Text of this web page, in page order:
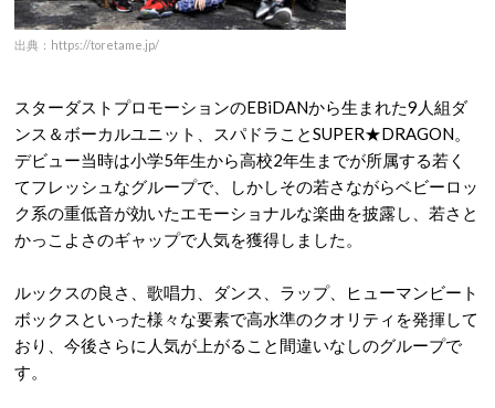
出典：https://toretame.jp/
スターダストプロモーションのEBiDANから生まれた9人組ダ
ンス＆ボーカルユニット、スパドラことSUPER★DRAGON。
デビュー当時は小学5年生から高校2年生までが所属する若く
てフレッシュなグループで、しかしその若さながらベビーロッ
ク系の重低音が効いたエモーショナルな楽曲を披露し、若さと
かっこよさのギャップで人気を獲得しました。
ルックスの良さ、歌唱力、ダンス、ラップ、ヒューマンビート
ボックスといった様々な要素で高水準のクオリティを発揮して
おり、今後さらに人気が上がること間違いなしのグループで
す。